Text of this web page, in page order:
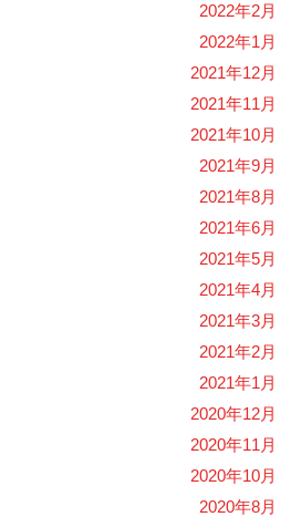
2022年2月
2022年1月
2021年12月
2021年11月
2021年10月
2021年9月
2021年8月
2021年6月
2021年5月
2021年4月
2021年3月
2021年2月
2021年1月
2020年12月
2020年11月
2020年10月
2020年8月